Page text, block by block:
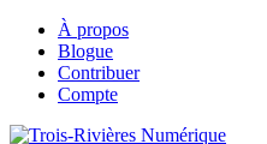
À propos
Blogue
Contribuer
Compte